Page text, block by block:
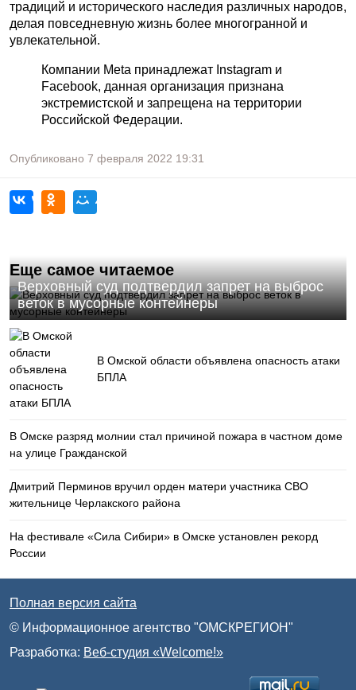
традиций и исторического наследия различных народов,
делая повседневную жизнь более многогранной и
увлекательной.
Компании Meta принадлежат Instagram и
Facebook, данная организация признана
экстремистской и запрещена на территории
Российской Федерации.
Опубликовано 7 февраля 2022 19:31
Еще самое читаемое
Верховный суд подтвердил запрет на выброс
веток в мусорные контейнеры
В Омской области объявлена опасность атаки
БПЛА
В Омске разряд молнии стал причиной пожара в частном доме
на улице Гражданской
Дмитрий Перминов вручил орден матери участника СВО
жительнице Черлакского района
На фестивале «Сила Сибири» в Омске установлен рекорд
России
Полная версия сайта
© Информационное агентство "ОМСКРЕГИОН"
Разработка: Веб-студия «Welcome!»